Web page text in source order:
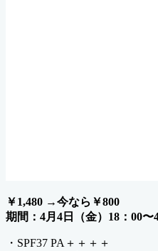
￥1,480 →今なら￥800
期間：4月4日（金）18：00
・SPF37 PA＋＋＋＋